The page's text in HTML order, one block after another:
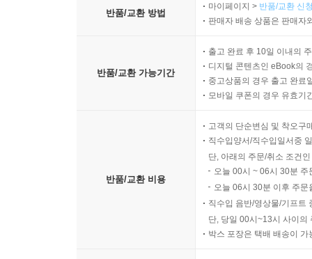
반품/교환 방법
마이페이지 > 반품/교환 신
판매자 배송 상품은 판매자
반품/교환 가능기간
출고 완료 후 10일 이내의
디지털 콘텐츠인 eBook의
중고상품의 경우 출고 완료
모바일 쿠폰의 경우 유효기
반품/교환 비용
고객의 단순변심 및 착오구
직수입양서/직수입일서중
단, 아래의 주문/취소 조건
오늘 00시 ~ 06시 30분
오늘 06시 30분 이후 주
직수입 음반/영상물/기프트
단, 당일 00시~13시 사이의
박스 포장은 택배 배송이